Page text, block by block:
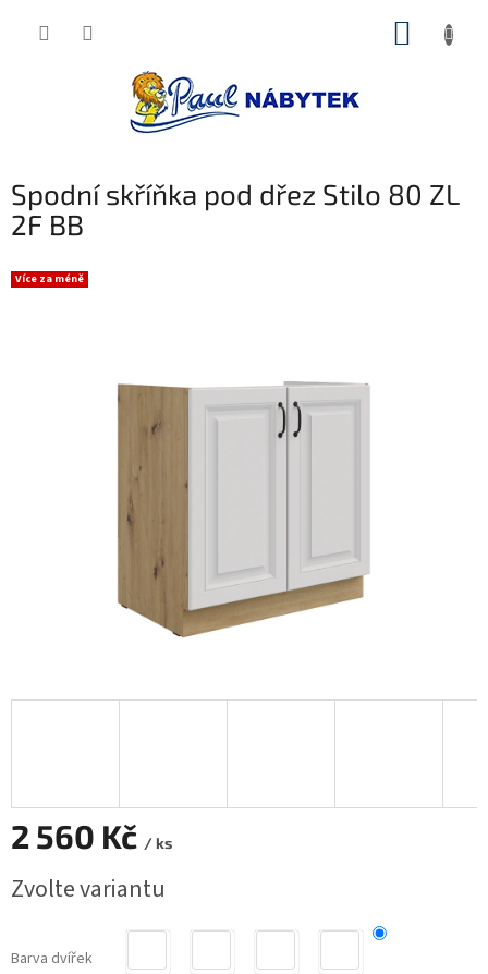
Spodní skříňka pod dřez Stilo 80 ZL
2F BB
Více za méně
2 560 Kč / ks
cena:
Zvolte variantu
Barva dvířek